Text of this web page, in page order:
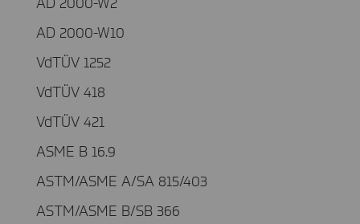
AD 2000-W10
VdTÜV 1252
VdTÜV 418
VdTÜV 421
ASME B 16.9
ASTM/ASME A/SA 815/403
ASTM/ASME B/SB 366